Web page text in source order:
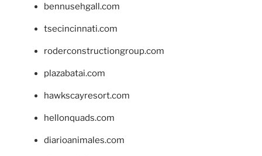
bennusehgall.com
tsecincinnati.com
roderconstructiongroup.com
plazabatai.com
hawkscayresort.com
hellonquads.com
diarioanimales.com